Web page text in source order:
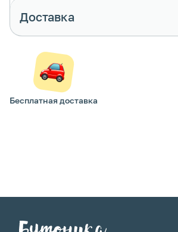
Доставка
Бесплатная доставка